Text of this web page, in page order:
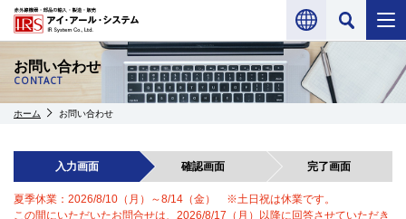
お問い合わせ
CONTACT
ホーム お問い合わせ
入力画面 確認画面 完了画面
夏季休業：2026/8/10（月）～8/14（金） ※土日祝は休業です。
この間にいただいたお問合せは、2026/8/17（月）以降に回答させていただき